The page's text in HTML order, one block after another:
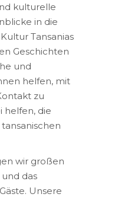
kulturelle
in die
Tansanias
Geschichten
und
helfen, mit
zu
helfen, die
wir großen
das
Unsere